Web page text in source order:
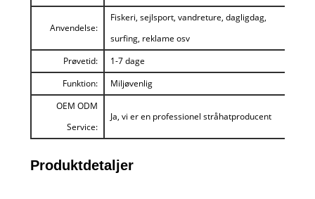
Anvendelse:
Fiskeri, sejlsport, vandreture, dagligdag,
surfing, reklame osv
Prøvetid:
1-7 dage
Funktion:
Miljøvenlig
OEM ODM
Service:
Ja, vi er en professionel stråhatproducent
Produktdetaljer